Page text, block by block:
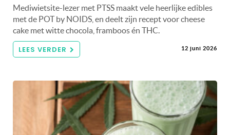
Mediwietsite-lezer met PTSS maakt vele heerlijke edibles
met de POT by NOIDS, en deelt zijn recept voor cheese
cake met witte chocola, framboos én THC.
LEES VERDER 12 juni 2026